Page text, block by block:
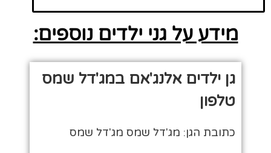
מידע על גני ילדים נוספים:
גן ילדים אלנג'אם במג'דל שמס
טלפון
כתובת הגן: מג'דל שמס מג'דל שמס